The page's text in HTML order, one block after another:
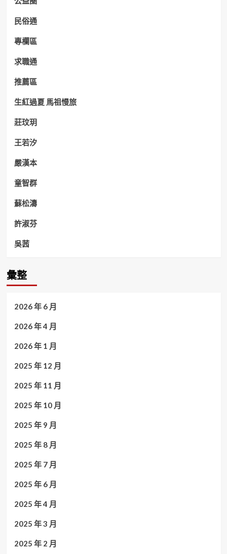
民俗通
專欄區
求職通
推薦區
生紅過夏 馬祖慢旅
莊玟玥
王若汐
嚴漢本
童智群
蘇松濤
許淑芬
吳茜
彙整
2026 年 6 月
2026 年 4 月
2026 年 1 月
2025 年 12 月
2025 年 11 月
2025 年 10 月
2025 年 9 月
2025 年 8 月
2025 年 7 月
2025 年 6 月
2025 年 4 月
2025 年 3 月
2025 年 2 月